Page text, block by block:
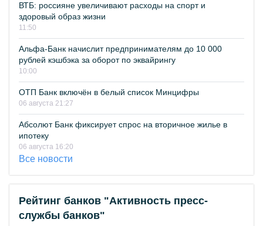
ВТБ: россияне увеличивают расходы на спорт и
здоровый образ жизни
11:50
Альфа-Банк начислит предпринимателям до 10 000
рублей кэшбэка за оборот по эквайрингу
10:00
ОТП Банк включён в белый список Минцифры
06 августа 21:27
Абсолют Банк фиксирует спрос на вторичное жилье в
ипотеку
06 августа 16:20
Все новости
Рейтинг банков "Активность пресс-
службы банков"